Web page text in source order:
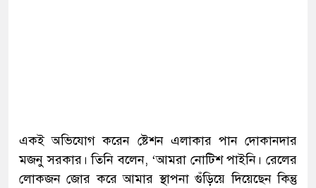
একই অভিযোগ করেন ষ্টেশন এলাকার পান দোকানদার
মজনু সরকার। তিনি বলেন, ‘আমরা নোটিশ পাইনি। রেলের
লোকজন জোর করে আমার স্থাপনা গুঁড়িয়ে দিয়েছেন কিন্তু